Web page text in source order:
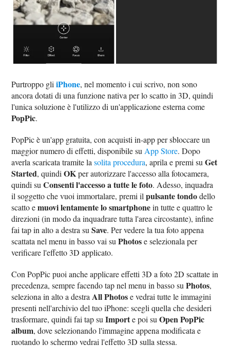
Purtroppo gliiPhone, nel momento i cui scrivo, non sono
ancora dotati di una funzione nativa per lo scatto in 3D, quindi
l'unica soluzione è l'utilizzo di un'applicazione esterna come
PopPic.
PopPic è un'app gratuita, con acquisti in-app per sbloccare un
maggior numero di effetti, disponibile su App Store. Dopo
averla scaricata tramite lasolita procedura, aprila e premi suGet
Started, quindiOKper autorizzare l'accesso alla fotocamera,
quindi suConsenti l'accesso a tutte le foto. Adesso, inquadra
il soggetto che vuoi immortalare, premi ilpulsante tondodello
scatto emuovi lentamente lo smartphonein tutte e quattro le
direzioni (in modo da inquadrare tutta l'area circostante), infine
fai tap in alto a destra suSave. Per vedere la tua foto appena
scattata nel menu in basso vai suPhotose selezionala per
verificare l'effetto 3D applicato.
Con PopPic puoi anche applicare effetti 3D a foto 2D scattate in
precedenza, sempre facendo tap nel menu in basso suPhotos,
seleziona in alto a destra All Photose vedrai tutte le immagini
presenti nell'archivio del tuo iPhone: scegli quella che desideri
trasformare, quindi fai tap suImporte poi suOpen PopPic
album, dove selezionando l'immagine appena modificata e
ruotando lo schermo vedrai l'effetto 3D sulla stessa.